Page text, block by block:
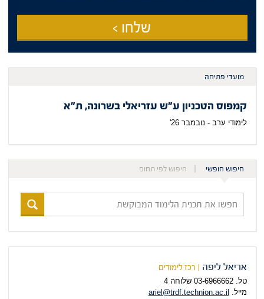
שלחו >
מועדי פתיחה
קמפוס הטכניון ע"ש עזריאלי בשרונה, ת"א
לימודי ערב - נובמבר 26'
חיפוש חופשי חיפוש לפי תחום
חפשו
את
תכנית
המבוקשת
אריאל ליפה | רכז לימודים
טל. 03-6966662 שלוחה 4
מייל. ariel@trdf.technion.ac.il